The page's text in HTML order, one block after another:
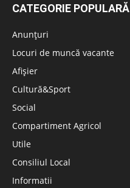
CATEGORIE POPULARĂ
Anunțuri
Locuri de muncă vacante
Afișier
Cultură&Sport
Social
Compartiment Agricol
Utile
Consiliul Local
Informatii